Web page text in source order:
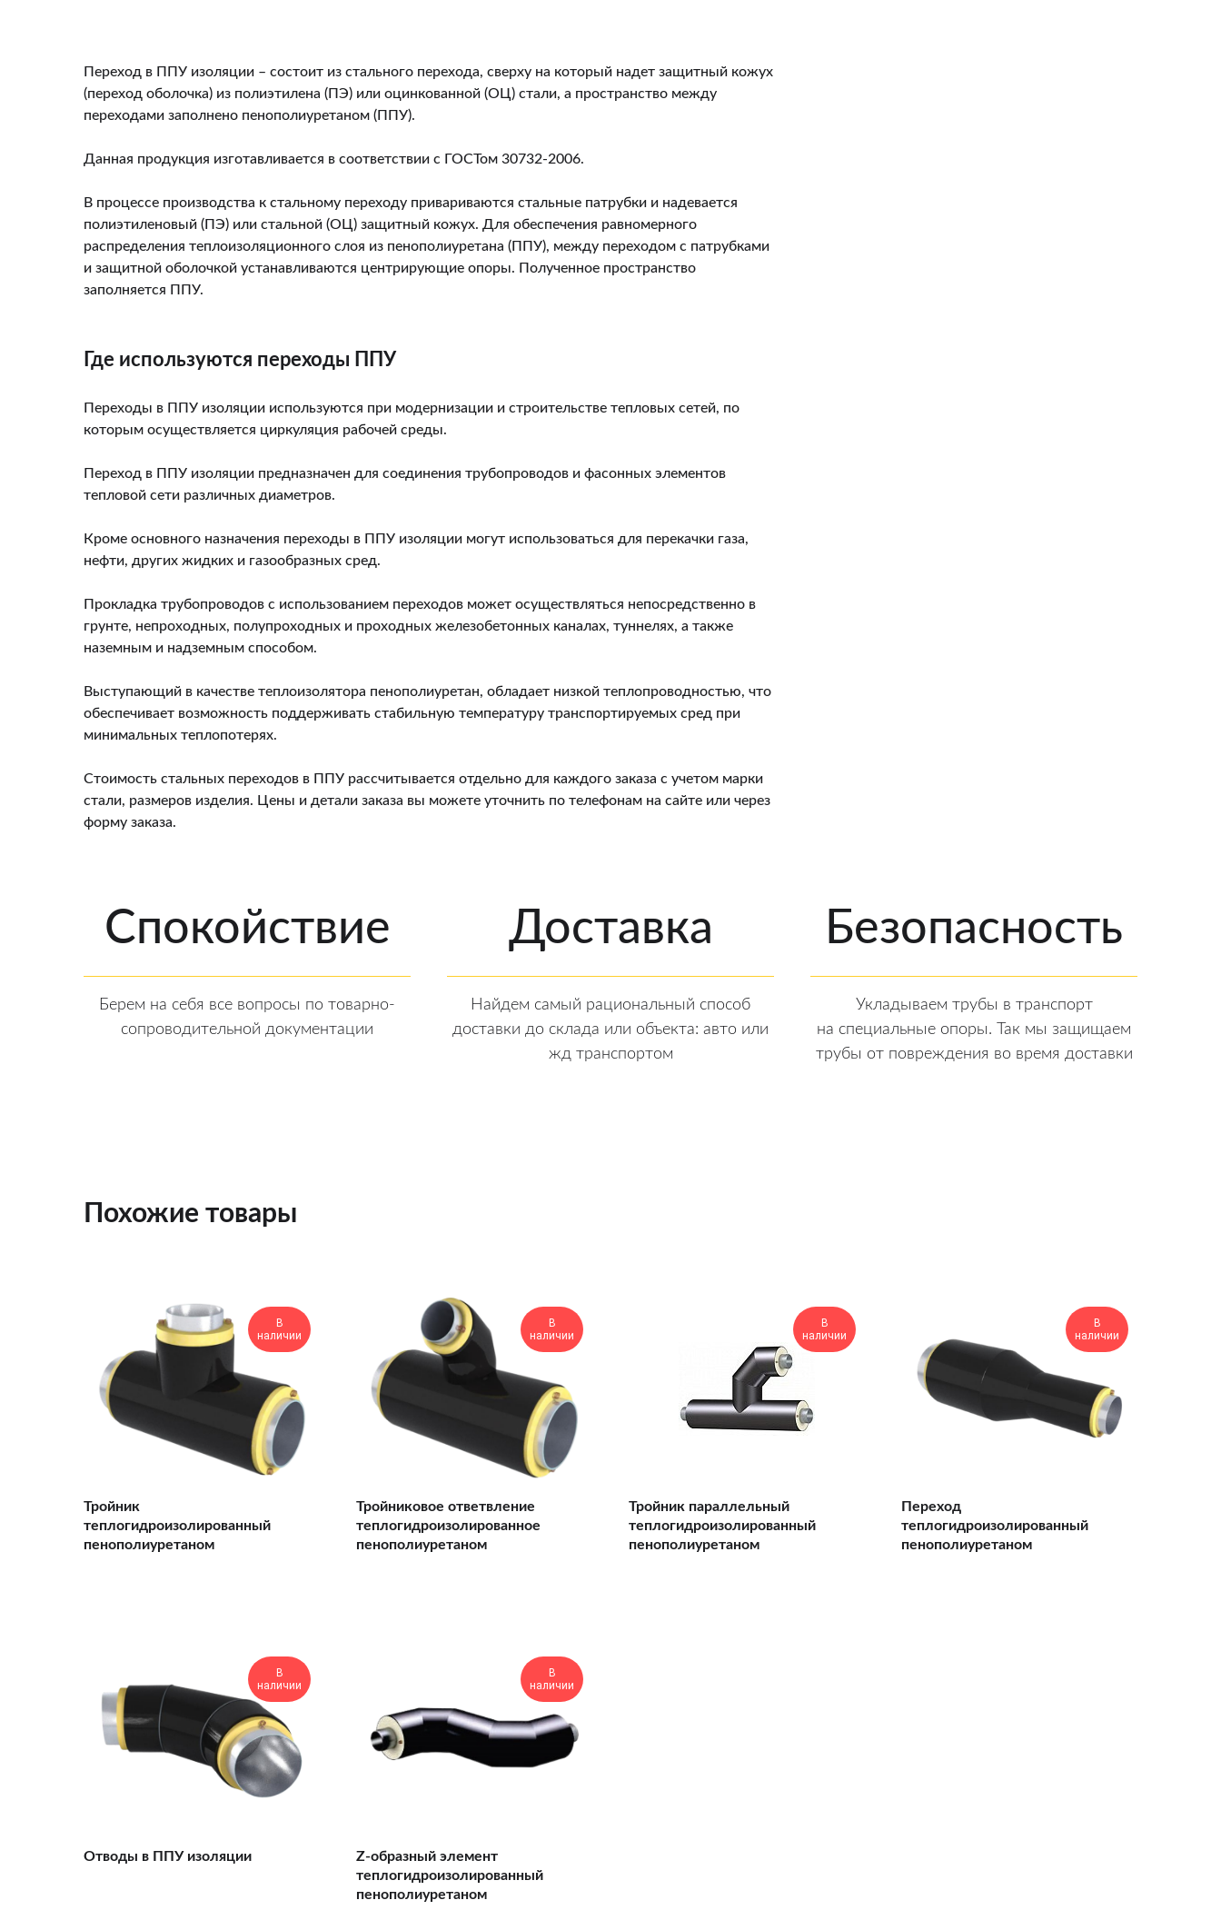
Переход в ППУ изоляции – состоит из стального перехода, сверху на который надет защитный кожух
(переход оболочка) из полиэтилена (ПЭ) или оцинкованной (ОЦ) стали, а пространство между
переходами заполнено пенополиуретаном (ППУ).
Данная продукция изготавливается в соответствии с ГОСТом 30732-2006.
В процессе производства к стальному переходу привариваются стальные патрубки и надевается
полиэтиленовый (ПЭ) или стальной (ОЦ) защитный кожух. Для обеспечения равномерного
распределения теплоизоляционного слоя из пенополиуретана (ППУ), между переходом с патрубками
и защитной оболочкой устанавливаются центрирующие опоры. Полученное пространство
заполняется ППУ.
Где используются переходы ППУ
Переходы в ППУ изоляции используются при модернизации и строительстве тепловых сетей, по
которым осуществляется циркуляция рабочей среды.
Переход в ППУ изоляции предназначен для соединения трубопроводов и фасонных элементов
тепловой сети различных диаметров.
Кроме основного назначения переходы в ППУ изоляции могут использоваться для перекачки газа,
нефти, других жидких и газообразных сред.
Прокладка трубопроводов с использованием переходов может осуществляться непосредственно в
грунте, непроходных, полупроходных и проходных железобетонных каналах, туннелях, а также
наземным и надземным способом.
Выступающий в качестве теплоизолятора пенополиуретан, обладает низкой теплопроводностью, что
обеспечивает возможность поддерживать стабильную температуру транспортируемых сред при
минимальных теплопотерях.
Стоимость стальных переходов в ППУ рассчитывается отдельно для каждого заказа с учетом марки
стали, размеров изделия. Цены и детали заказа вы можете уточнить по телефонам на сайте или через
форму заказа.
Спокойствие
Берем на себя все вопросы по товарно-
сопроводительной документации
Доставка
Найдем самый рациональный способ
доставки до склада или объекта: авто или
жд транспортом
Безопасность
Укладываем трубы в транспорт
на специальные опоры. Так мы защищаем
трубы от повреждения во время доставки
Похожие товары
В
наличии
Тройник
теплогидроизолированный
пенополиуретаном
В
наличии
Тройниковое ответвление
теплогидроизолированное
пенополиуретаном
В
наличии
Тройник параллельный
теплогидроизолированный
пенополиуретаном
В
наличии
Переход
теплогидроизолированный
пенополиуретаном
В
наличии
Отводы в ППУ изоляции
В
наличии
Z-образный элемент
теплогидроизолированный
пенополиуретаном